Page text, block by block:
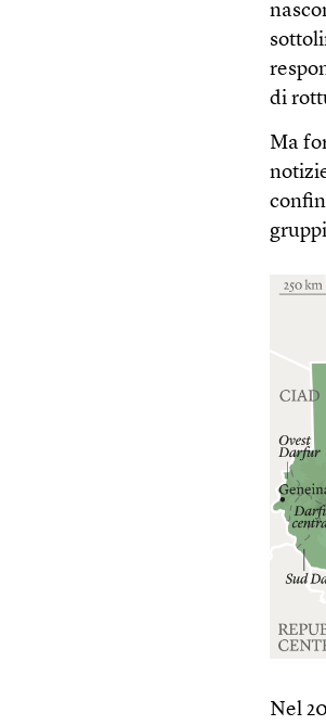
di
Ma
Nel